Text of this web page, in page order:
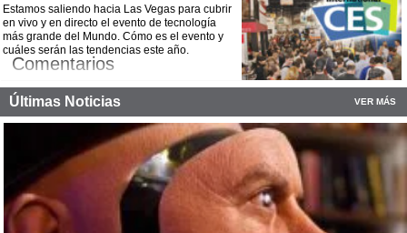
¡Comparte esta noticia!
Facebook
Twitter
WhatsApp
Email
Estamos saliendo hacia Las Vegas para cubrir
en vivo y en directo el evento de tecnología
más grande del Mundo. Cómo es el evento y
cuáles serán las tendencias este año.
Comentarios
¡Comparte esta noticia!
Facebook
Twitter
WhatsApp
Email
Últimas Noticias VER MÁS